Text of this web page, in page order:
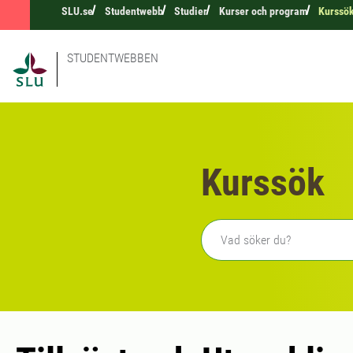
SLU.se Studentwebb Studier Kurser och program
STUDENTWEBBEN
Kurssök
Fritext sökning